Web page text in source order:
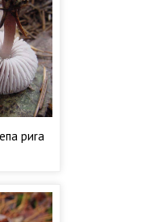
риrа